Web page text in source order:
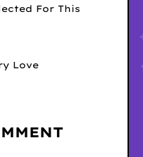
For This
Love